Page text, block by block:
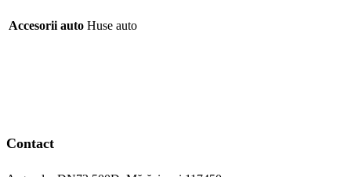
Accesorii auto Huse auto
Contact